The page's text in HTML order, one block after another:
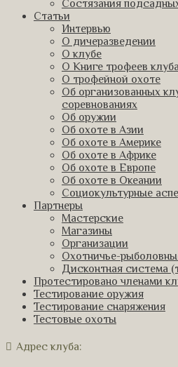
Состязания
Статьи
Интервью
О дичеразведении
О клубе
О Книге трофеев клуба
О трофейной охоте
Об организованных
соревнованиях
Об оружии
Об охоте в Азии
Об охоте в Америке
Об охоте в Африке
Об охоте в Европе
Об охоте в Океании
Социокультурные
Партнеры
Мастерские
Магазины
Организации
Охотничье-
Дисконтная система
Протестировано членами
Тестирование оружия
Тестирование снаряжения
Тестовые охоты
Адрес клуба: